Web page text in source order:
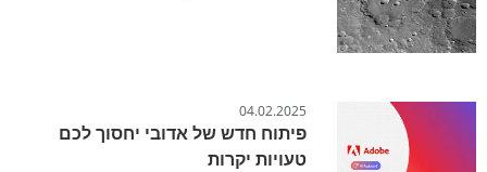
04.02.2025
פיתוח חדש של אדובי יחסוך לכם
טעויות יקרות